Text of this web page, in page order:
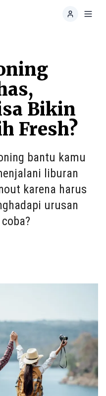
Bikin
Fresh?
bantu kamu
liburan
karena harus
urusan